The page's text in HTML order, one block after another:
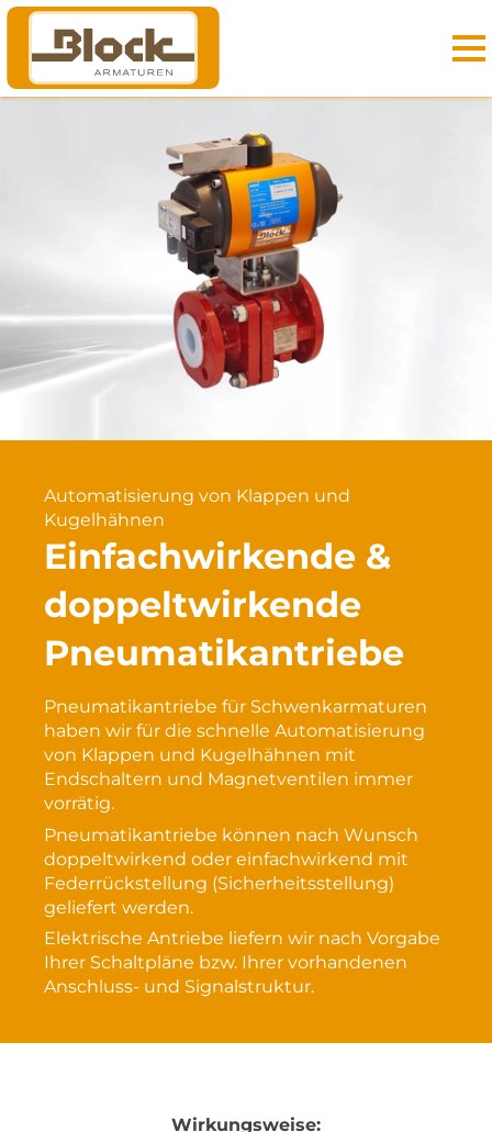
Automatisierung von Klappen und
Kugelhähnen
Einfachwirkende &
doppeltwirkende
Pneumatikantriebe
Pneumatikantriebe für Schwenkarmaturen
haben wir für die schnelle Automatisierung
von Klappen und Kugelhähnen mit
Endschaltern und Magnetventilen immer
vorrätig.
Pneumatikantriebe können nach Wunsch
doppeltwirkend oder einfachwirkend mit
Federrückstellung (Sicherheitsstellung)
geliefert werden.
Elektrische Antriebe liefern wir nach Vorgabe
Ihrer Schaltpläne bzw. Ihrer vorhandenen
Anschluss- und Signalstruktur.
Wirkungsweise: